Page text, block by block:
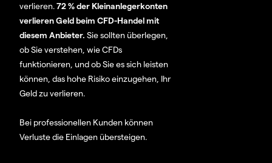
verlieren.72 % der Kleinanlegerkonten
verlieren Geld beim CFD-Handel mit
diesem Anbieter. Sie sollten überlegen,
ob Sie verstehen, wie CFDs
funktionieren, und ob Sie es sich leisten
können, das hohe Risiko einzugehen, Ihr
Geld zu verlieren.
Bei professionellen Kunden können
Verluste die Einlagen übersteigen.